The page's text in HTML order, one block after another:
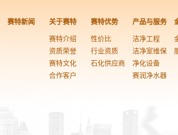
赛特新闻 关于赛特
赛特介绍
资质荣誉
赛特文化
合作客户
赛特优势
性价比
行业资质
石化供应商
产品与服务
洁净工程
洁净室维保
净化设备
赛润净水器